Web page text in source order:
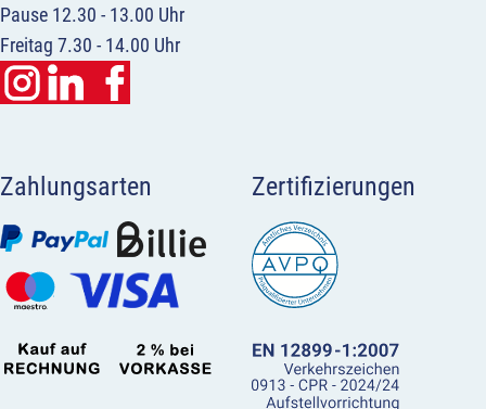
Pause 12.30 - 13.00 Uhr
Freitag 7.30 - 14.00 Uhr
Zahlungsarten Zertifizierungen